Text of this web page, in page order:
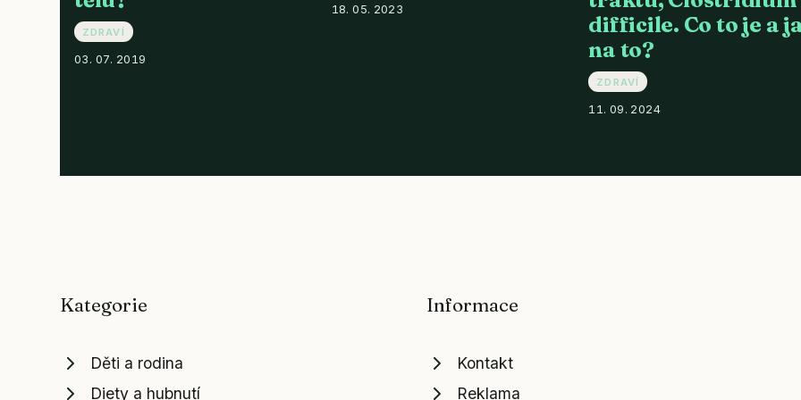
ZDRAVÍ
03. 07. 2019
18. 05. 2023
difficile. Co to je a
na to?
ZDRAVÍ
11. 09. 2024
Kategorie
Děti a rodina
Diety a hubnutí
Informace
Kontakt
Reklama